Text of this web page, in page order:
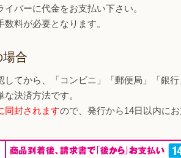
バーに代金をお支払い下さい。
料が必要となります。
場合
してから、「コンビニ」「郵便局」「銀
決済方法です。
同封されますので、発行から14日以内に